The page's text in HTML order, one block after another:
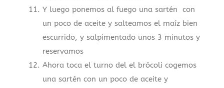
Y luego ponemos al fuego una sartén con
un poco de aceite y salteamos el maíz bien
escurrido, y salpimentado unos 3 minutos y
reservamos
Ahora toca el turno del el brócoli cogemos
una sartén con un poco de aceite y